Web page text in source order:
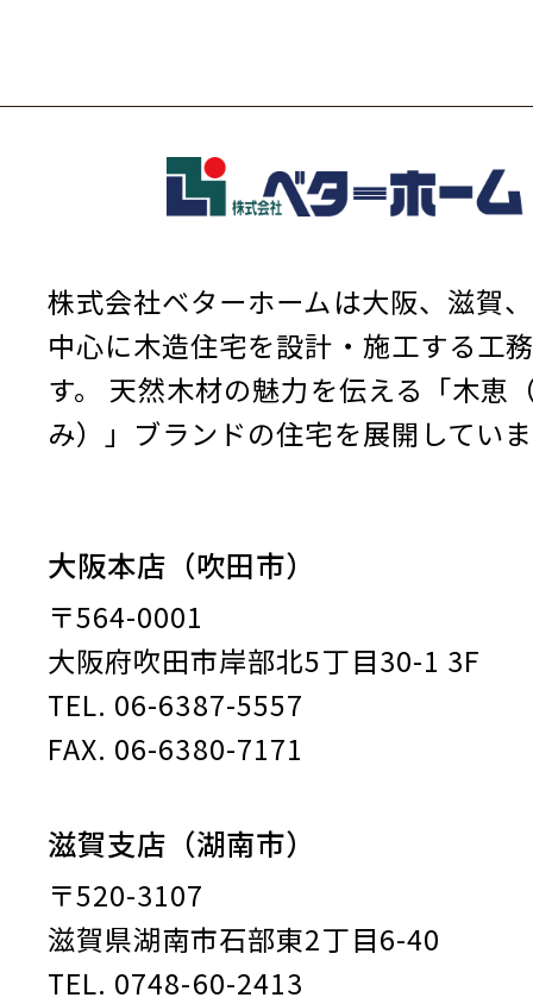
株式会社ベターホームは大阪、滋賀
中心に木造住宅を設計・施工する工
す。
天然木材の魅力を伝える「木恵
み）」ブランドの住宅を展開してい
大阪本店（吹田市）
〒564-0001
大阪府吹田市岸部北5丁目30-1 3F
TEL. 06-6387-5557
FAX. 06-6380-7171
滋賀支店（湖南市）
〒520-3107
滋賀県湖南市石部東2丁目6-40
TEL. 0748-60-2413